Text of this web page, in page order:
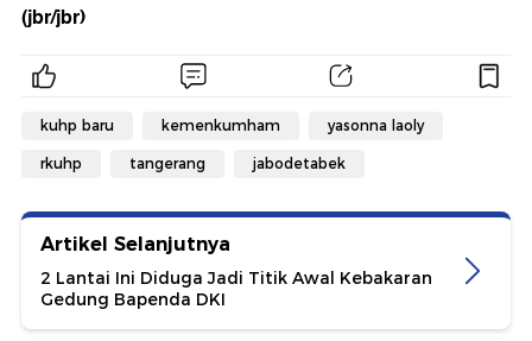
(jbr/jbr)
kuhp baru kemenkumham yasonna laoly
rkuhp tangerang jabodetabek
Artikel Selanjutnya
2 Lantai Ini Diduga Jadi Titik Awal Kebakaran
Gedung Bapenda DKI